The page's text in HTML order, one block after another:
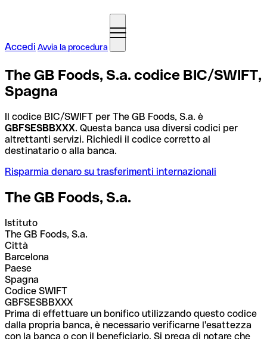
Accedi Avvia la procedura
The GB Foods, S.a. codice BIC/SWIFT,
Spagna
Il codice BIC/SWIFT per The GB Foods, S.a. è
GBFSESBBXXX. Questa banca usa diversi codici per
altrettanti servizi. Richiedi il codice corretto al
destinatario o alla banca.
Risparmia denaro su trasferimenti internazionali
The GB Foods, S.a.
Istituto
The GB Foods, S.a.
Città
Barcelona
Paese
Spagna
Codice SWIFT
GBFSESBBXXX
Prima di effettuare un bonifico utilizzando questo codice
dalla propria banca, è necessario verificarne l'esattezza
con la banca o con il beneficiario. Si prega di notare che